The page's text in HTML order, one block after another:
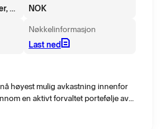
Globale, Store selskaper, Blanding
NOK
Nøkkelinformasjon
Last ned
høyest mulig avkastning innenfor
en aktivt forvaltet portefølje av